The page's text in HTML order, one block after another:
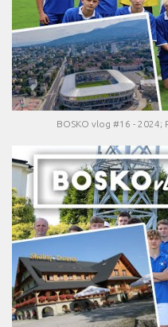
BOSKO vlog #16 - 2024;